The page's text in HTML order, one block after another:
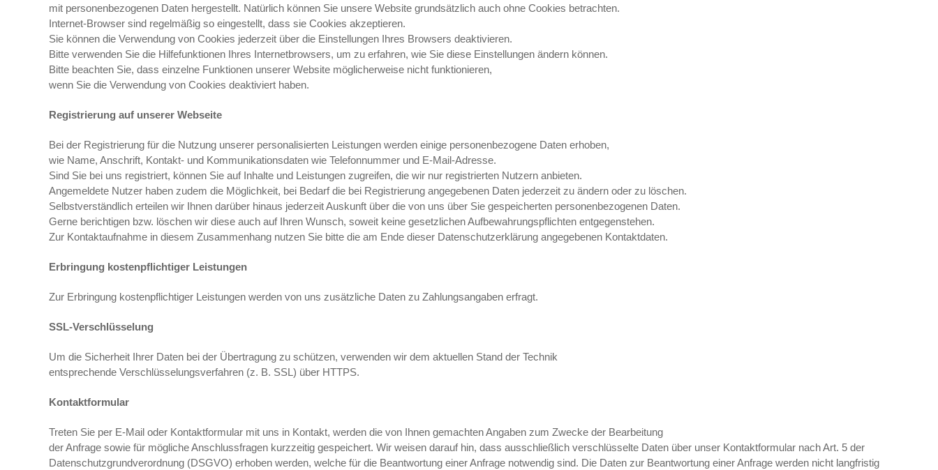
mit personenbezogenen Daten hergestellt. Natürlich können Sie unsere Website grundsätzlich auch ohne Cookies betrachten.
Internet-Browser sind regelmäßig so eingestellt, dass sie Cookies akzeptieren.
Sie können die Verwendung von Cookies jederzeit über die Einstellungen Ihres Browsers deaktivieren.
Bitte verwenden Sie die Hilfefunktionen Ihres Internetbrowsers, um zu erfahren, wie Sie diese Einstellungen ändern können.
Bitte beachten Sie, dass einzelne Funktionen unserer Website möglicherweise nicht funktionieren,
wenn Sie die Verwendung von Cookies deaktiviert haben.
Registrierung auf unserer Webseite
Bei der Registrierung für die Nutzung unserer personalisierten Leistungen werden einige personenbezogene Daten erhoben,
wie Name, Anschrift, Kontakt- und Kommunikationsdaten wie Telefonnummer und E-Mail-Adresse.
Sind Sie bei uns registriert, können Sie auf Inhalte und Leistungen zugreifen, die wir nur registrierten Nutzern anbieten.
Angemeldete Nutzer haben zudem die Möglichkeit, bei Bedarf die bei Registrierung angegebenen Daten jederzeit zu ändern oder zu löschen.
Selbstverständlich erteilen wir Ihnen darüber hinaus jederzeit Auskunft über die von uns über Sie gespeicherten personenbezogenen Daten.
Gerne berichtigen bzw. löschen wir diese auch auf Ihren Wunsch, soweit keine gesetzlichen Aufbewahrungspflichten entgegenstehen.
Zur Kontaktaufnahme in diesem Zusammenhang nutzen Sie bitte die am Ende dieser Datenschutzerklärung angegebenen Kontaktdaten.
Erbringung kostenpflichtiger Leistungen
Zur Erbringung kostenpflichtiger Leistungen werden von uns zusätzliche Daten zu Zahlungsangaben erfragt.
SSL-Verschlüsselung
Um die Sicherheit Ihrer Daten bei der Übertragung zu schützen, verwenden wir dem aktuellen Stand der Technik
entsprechende Verschlüsselungsverfahren (z. B. SSL) über HTTPS.
Kontaktformular
Treten Sie per E-Mail oder Kontaktformular mit uns in Kontakt, werden die von Ihnen gemachten Angaben zum Zwecke der Bearbeitung
der Anfrage sowie für mögliche Anschlussfragen kurzzeitig gespeichert. Wir weisen darauf hin, dass ausschließlich verschlüsselte Daten über unser Kontaktformular nach Art. 5 der
Datenschutzgrundverordnung (DSGVO) erhoben werden, welche für die Beantwortung einer Anfrage notwendig sind. Die Daten zur Beantwortung einer Anfrage werden nicht langfristig